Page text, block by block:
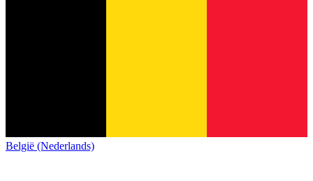
België (Nederlands)